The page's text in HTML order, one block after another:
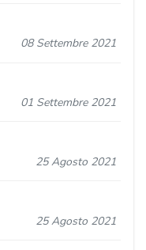
08 Settembre 2021
01 Settembre 2021
25 Agosto 2021
25 Agosto 2021